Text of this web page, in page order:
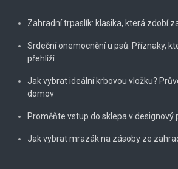
Zahradní trpaslík: klasika, která zdobí
Srdeční onemocnění u psů: Příznaky,
přehlíží
Jak vybrat ideální krbovou vložku?
domov
Proměňte vstup do sklepa v designový
Jak vybrat mrazák na zásoby ze